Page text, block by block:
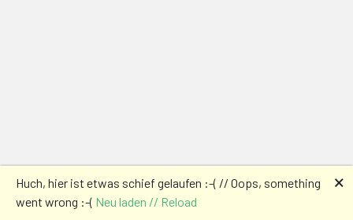
Huch, hier ist etwas schief gelaufen :-( // Oops, something
went wrong :-( Neu laden // Reload
🗙